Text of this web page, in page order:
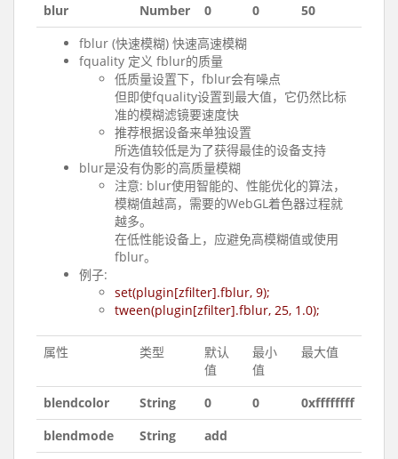
blur
Number 0 0
50
fblur (快速模糊) 快速高速模糊
fquality 定义 fblur的质量
低质量设置下，fblur会有噪点
但即使fquality设置到最大值，它仍然比标
准的模糊滤镜要速度快
推荐根据设备来单独设置
所选值较低是为了获得最佳的设备支持
blur是没有伪影的高质量模糊
注意: blur使用智能的、性能优化的算法，
模糊值越高，需要的WebGL着色器过程就
越多。
在低性能设备上，应避免高模糊值或使用
fblur。
例子:
set(plugin[zfilter].fblur, 9);
tween(plugin[zfilter].fblur, 25, 1.0);
属性 类型
默认
值
最小
值
最大值
blendcolor String 0 0
0xffffffff
blendmode
String
add